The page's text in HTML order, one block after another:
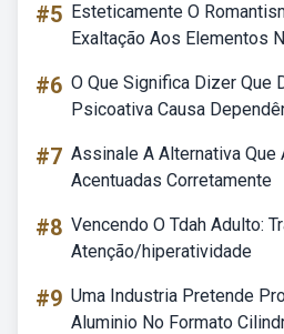
#5 Esteticamente O
Exaltação Aos Elementos
#6 O Que Significa Dizer Que
Psicoativa Causa
#7 Assinale A Alternativa
Acentuadas Corretamente
#8 Vencendo O Tdah Adulto:
Atenção/hiperatividade
#9 Uma Industria Pretende
Aluminio No Formato